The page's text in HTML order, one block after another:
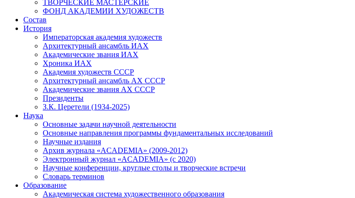
ТВОРЧЕСКИЕ МАСТЕРСКИЕ
ФОНД АКАДЕМИИ ХУДОЖЕСТВ
Состав
История
Императорская академия художеств
Архитектурный ансамбль ИАХ
Академические звания ИАХ
Хроника ИАХ
Академия художеств СССР
Архитектурный ансамбль АХ СССР
Академические звания АХ СССР
Президенты
З.К. Церетели (1934-2025)
Наука
Основные задачи научной деятельности
Основные направления программы фундаментальных исследований
Научные издания
Архив журнала «ACADEMIA» (2009-2012)
Электронный журнал «ACADEMIA» (с 2020)
Научные конференции, круглые столы и творческие встречи
Словарь терминов
Образование
Академическая система художественного образования